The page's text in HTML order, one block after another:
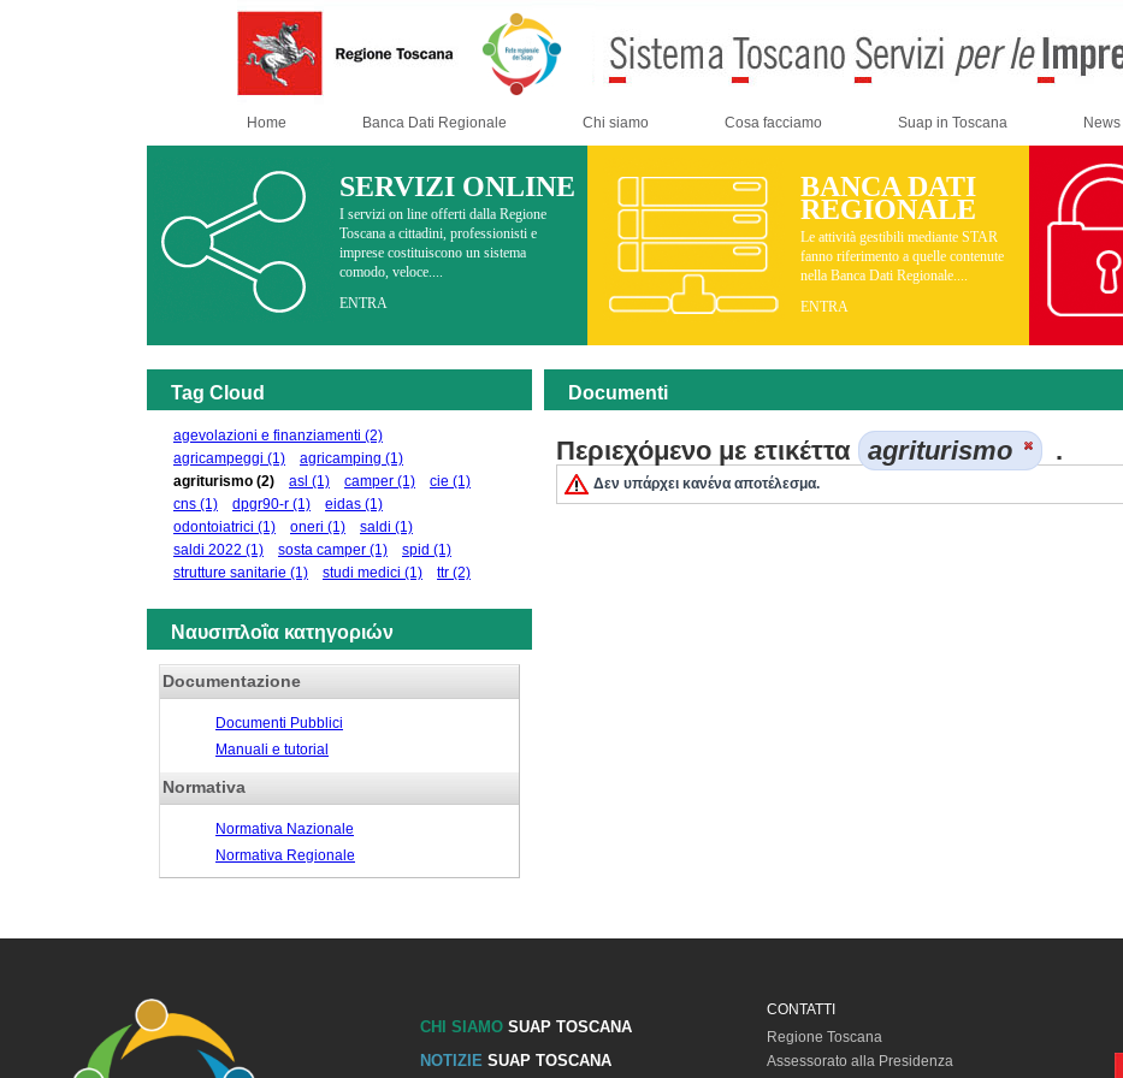
Home Banca Dati Regionale Chi siamo Cosa facciamo Suap in Toscana News
SERVIZI ONLINE
I servizi on line offerti dalla Regione
Toscana a cittadini, professionisti e
imprese costituiscono un sistema
comodo, veloce....
ENTRA
BANCA DATI
REGIONALE
Le attività gestibili mediante STAR
fanno riferimento a quelle contenute
nella Banca Dati Regionale....
ENTRA
Tag Cloud
agevolazioni e finanziamenti (2)
agricampeggi (1) agricamping (1)
agriturismo (2) asl (1) camper (1) cie (1)
cns (1) dpgr90-r (1) eidas (1)
odontoiatrici (1) oneri (1) saldi (1)
saldi 2022 (1) sosta camper (1) spid (1)
strutture sanitarie (1) studi medici (1) ttr (2)
Ναυσιπλοΐα κατηγοριών
Documentazione
Documenti Pubblici
Manuali e tutorial
Normativa
Normativa Nazionale
Normativa Regionale
Documenti
Περιεχόμενο με ετικέττα agriturismo .
Δεν υπάρχει κανένα αποτέλεσμα.
CHI SIAMOSUAP TOSCANA
NOTIZIE SUAP TOSCANA
CONTATTI
Regione Toscana
Assessorato alla Presidenza